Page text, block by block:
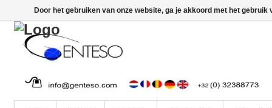
Door het gebruiken van onze website, ga je akkoord met het